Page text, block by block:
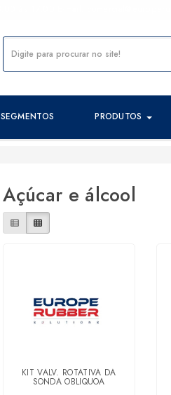
SEGMENTOS PRODUTOS
Açúcar e álcool
KIT VALV. ROTATIVA DA
SONDA OBLIQUOA